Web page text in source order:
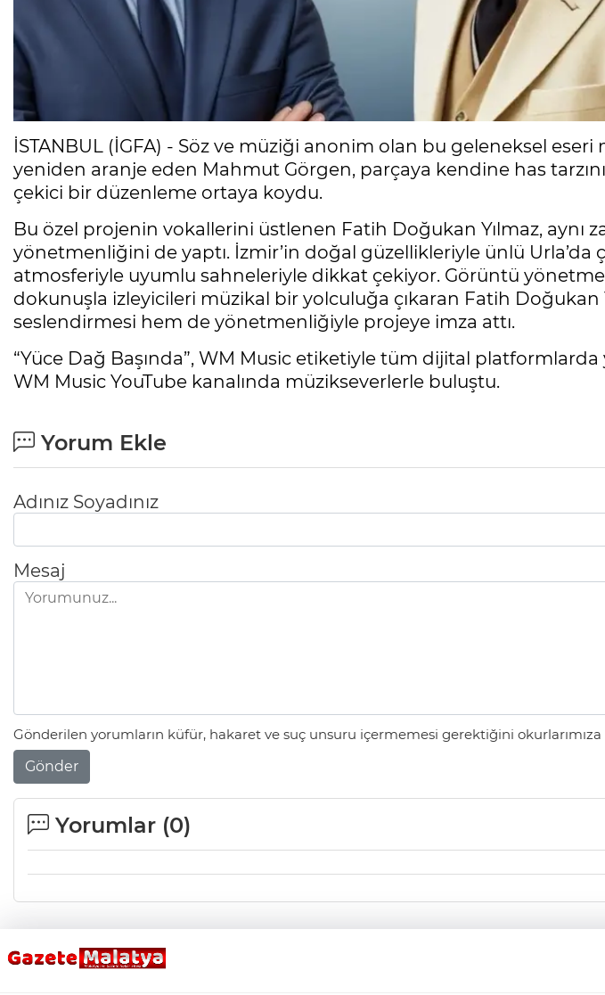
İSTANBUL (İGFA) - Söz ve müziği anonim olan bu geleneksel
yeniden aranje eden Mahmut Görgen, parçaya kendine has
çekici bir düzenleme ortaya koydu.
Bu özel projenin vokallerini üstlenen Fatih Doğukan Yılmaz, aynı
yönetmenliğini de yaptı. İzmir’in doğal güzellikleriyle ünlü Urla’da
atmosferiyle uyumlu sahneleriyle dikkat çekiyor. Görüntü
dokunuşla izleyicileri müzikal bir yolculuğa çıkaran Fatih Doğukan
seslendirmesi hem de yönetmenliğiyle projeye imza attı.
“Yüce Dağ Başında”, WM Music etiketiyle tüm dijital platformlarda
WM Music YouTube kanalında müzikseverlerle buluştu.
Yorum Ekle
Adınız Soyadınız
Mesaj
Gönderilen yorumların küfür, hakaret ve suç unsuru içermemesi gerektiğini okurlarımıza
Gönder
Yorumlar (0)